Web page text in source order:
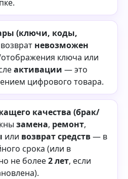
(ключи, коды,
возврат невозможен
ключа или
активации — это
цифрового товара.
качества (брак/
замена, ремонт,
или возврат средств— в
срока (или в
не более2 лет, если